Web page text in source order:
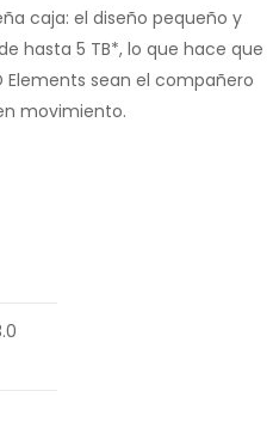
caja: el diseño pequeño y
hasta 5 TB*, lo que hace que
Elements sean el compañero
movimiento.